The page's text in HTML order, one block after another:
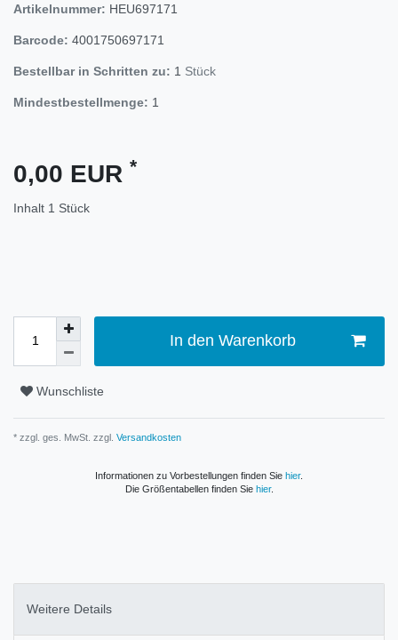
Artikelnummer: HEU697171
Barcode: 4001750697171
Bestellbar in Schritten zu: 1 Stück
Mindestbestellmenge: 1
0,00 EUR *
Inhalt 1 Stück
In den Warenkorb
Wunschliste
* zzgl. ges. MwSt. zzgl. Versandkosten
Informationen zu Vorbestellungen finden Sie hier.
Die Größentabellen finden Sie hier.
Weitere Details